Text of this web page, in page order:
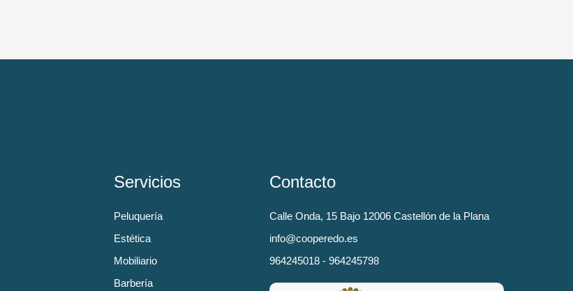
Servicios
Peluquería
Estética
Mobiliario
Barbería
Contacto
Calle Onda, 15 Bajo 12006 Castellón de la Plana
info@cooperedo.es
964245018 - 964245798